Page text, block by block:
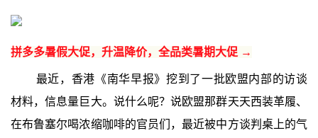
拼多多暑假大促，升温降价，全品类暑期大促 →
最近，香港《南华早报》挖到了一批欧盟内部的访谈
材料，信息量巨大。说什么呢？说欧盟那群天天西装革履、
在布鲁塞尔喝浓缩咖啡的官员们，最近被中方谈判桌上的气